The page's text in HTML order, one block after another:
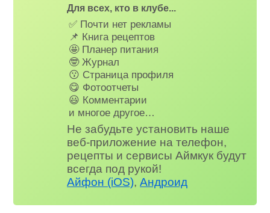
Для всех, кто в клубе...
✅ Почти нет рекламы
📌 Книга рецептов
🤩 Планер питания
🤓 Журнал
😗 Страница профиля
😋 Фотоотчеты
😃 Комментарии
и многое другое…
Не забудьте установить наше
веб-приложение на телефон,
рецепты и сервисы Аймкук будут
всегда под рукой!
Айфон (iOS),Андроид